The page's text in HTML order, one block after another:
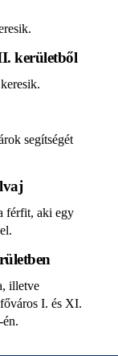
kerületből
segítségét
férfit, aki egy
illetve
I. és XI.